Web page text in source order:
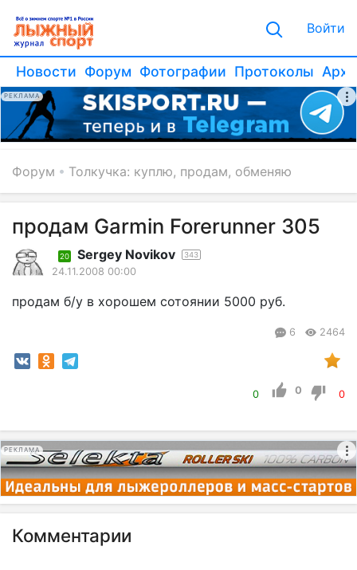
Войти
Новости Форум Фотографии Протоколы
РЕКЛАМА
Форум Толкучка: куплю, продам, обменяю
продам Garmin Forerunner 305
20 Sergey Novikov 343
24.11.2008 00:00
продам б/у в хорошем сотоянии 5000 руб.
6 2464
0 0 0
РЕКЛАМА
Комментарии